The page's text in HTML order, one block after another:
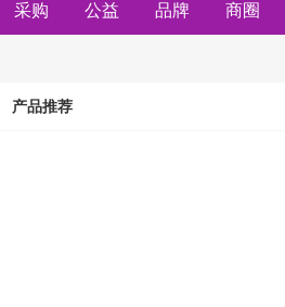
采购 公益 品牌 商圈
产品推荐